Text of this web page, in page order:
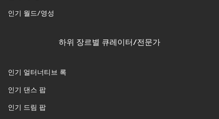
인기 월드/영성
하위 장르별 큐레이터/전문가
인기 얼터너티브 록
인기 댄스 팝
인기 드림 팝